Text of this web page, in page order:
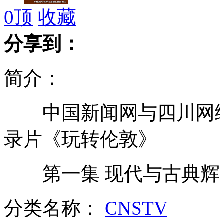
警方鉴定称艳照非县委书记
女子扛巨蟒海边戏水吓跑游客
男子瘫痪被同居女友撵下楼
实拍无牌奥迪撞交警后逃逸
0顶 收藏
分享到：
简介：
中国新闻网与四川网
录片《玩转伦敦》
第一集 现代与古典辉
分类名称： CNSTV